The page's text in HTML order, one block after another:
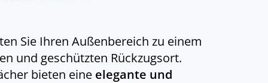
Sie Ihren Außenbereich zu einem
und geschützten Rückzugsort.
bieten eine elegante und